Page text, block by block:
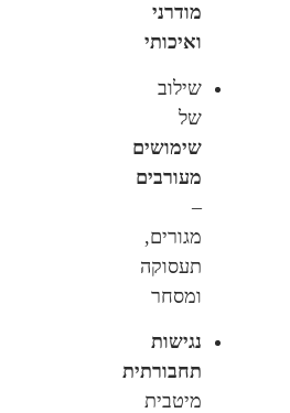
מודרני
ואיכותי
שילוב
של
שימושים
מעורבים
–
מגורים,
תעסוקה
ומסחר
נגישות
תחבורתית
מיטבית